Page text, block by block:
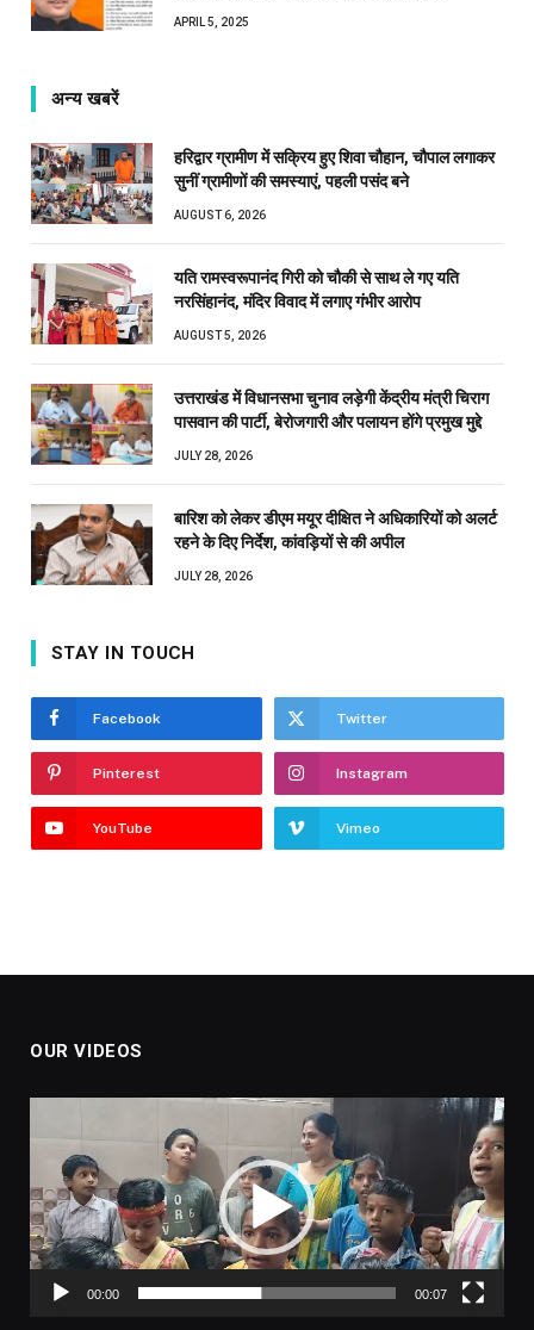
APRIL 5, 2025
अन्य खबरें
हरिद्वार ग्रामीण में सक्रिय हुए शिवा चौहान, चौपाल लगाकर
सुनीं ग्रामीणों की समस्याएं, पहली पसंद बने
AUGUST 6, 2026
यति रामस्वरूपानंद गिरी को चौकी से साथ ले गए यति
नरसिंहानंद, मंदिर विवाद में लगाए गंभीर आरोप
AUGUST 5, 2026
उत्तराखंड में विधानसभा चुनाव लड़ेगी केंद्रीय मंत्री चिराग
पासवान की पार्टी, बेरोजगारी और पलायन होंगे प्रमुख मुद्दे
JULY 28, 2026
बारिश को लेकर डीएम मयूर दीक्षित ने अधिकारियों को अलर्ट
रहने के दिए निर्देश, कांवड़ियों से की अपील
JULY 28, 2026
STAY IN TOUCH
Facebook Twitter
Pinterest Instagram
YouTube Vimeo
OUR VIDEOS
00:00 00:07